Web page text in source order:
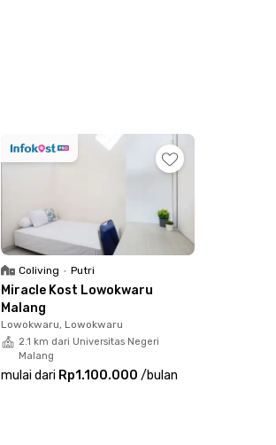
Coliving • Putri
Miracle Kost Lowokwaru
Malang
Lowokwaru, Lowokwaru
2.1 km dari Universitas Negeri
Malang
mulai dari Rp1.100.000 /bulan